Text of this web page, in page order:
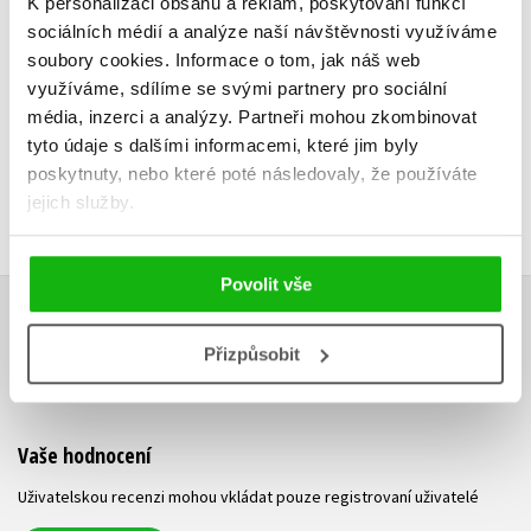
sociálních médií a analýze naší návštěvnosti využíváme
soubory cookies. Informace o tom, jak náš web
využíváme, sdílíme se svými partnery pro sociální
média, inzerci a analýzy. Partneři mohou zkombinovat
tyto údaje s dalšími informacemi, které jim byly
poskytnuty, nebo které poté následovaly, že používáte
jejich služby.
Povolit vše
Přizpůsobit
229 Kč
183 Kč
HODNOCENÍ ČTENÁŘŮ
V současné době nejsou vytvořena žádná uživatelská hodnocení.
Vaše hodnocení
Uživatelskou recenzi mohou vkládat pouze registrovaní uživatelé